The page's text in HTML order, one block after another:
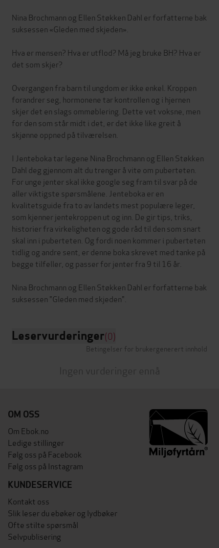
Nina Brochmann og Ellen Støkken Dahl er forfatterne bak
suksessen «Gleden med skjeden».
Hva er mensen? Hva er utflod? Må jeg bruke BH? Hva er
det som skjer?
Overgangen fra barn til ungdom er ikke enkel. Kroppen
forandrer seg, hormonene tar kontrollen og i hjernen
skjer det en slags ommøblering. Dette vet voksne, men
for den som står midt i det, er det ikke like greit å
skjønne oppned på tilværelsen.
I Jenteboka tar legene Nina Brochmann og Ellen Støkken
Dahl deg gjennom alt du trenger å vite om puberteten.
For unge jenter skal ikke google seg fram til svar på de
aller viktigste spørsmålene. Jenteboka er en
kvalitetsguide fra to av landets mest populære leger,
som kjenner jentekroppen ut og inn. De gir tips, triks,
historier fra virkeligheten og gode råd til den som snart
skal inn i puberteten. Og fordi noen kommer i puberteten
tidlig og andre sent, er denne boka skrevet med tanke på
begge tilfeller, og passer for jenter fra 9 til 16 år.
Nina Brochmann og Ellen Støkken Dahl er forfatterne bak
Leservurderinger(0)
Betingelser for brukergenerert innhold
Ingen vurderinger ennå
OM OSS
Om Ebok.no
Ledige stillinger
Følg oss på Facebook
Følg oss på Instagram
KUNDESERVICE
Kontakt oss
Slik leser du ebøker og lydbøker
Ofte stilte spørsmål
Selvpublisering